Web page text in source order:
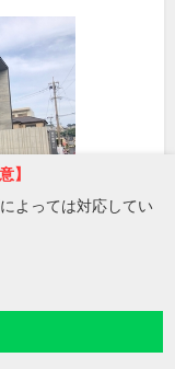
】
よっては対応してい